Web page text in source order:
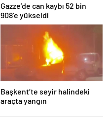
Gazze’de can kaybı 52 bin
908’e yükseldi
Başkent’te seyir halindeki
araçta yangın